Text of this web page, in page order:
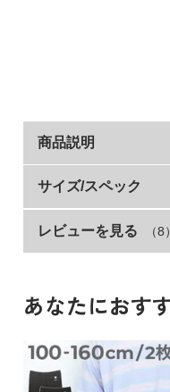
商品説明
優しいはき心地の『
裾のさりげないメロウが
締め付け感が少ないので
■素材
心地よいフィット感のあ
縦方向に溝のあるカット
サイズ/スペック
サイズ
100cm
110cm
120cm
レビューを見る （8）
あなたにおす